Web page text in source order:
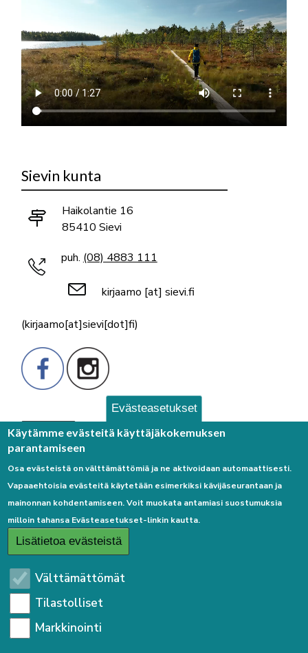
Sievin kunta
Haikolantie 16
85410 Sievi
puh.(08) 4883 111
kirjaamo [at] sievi.fi
(kirjaamo[at]sievi[dot]fi)
Palaute
Linkkejä
Etusivulle
Kirjaudu sisään
Saavutettavuusseloste
Sivukartta
Evästeasetukset
Käytämme evästeitä käyttäjäkokemuksen
parantamiseen
Osa evästeistä on välttämättömiä ja ne aktivoidaan automaattisesti.
Vapaaehtoisia evästeitä käytetään esimerkiksi kävijäseurantaan ja
mainonnan kohdentamiseen. Voit muokata antamiasi suostumuksia
milloin tahansa Evästeasetukset-linkin kautta.
Lisätietoa evästeistä
Välttämättömät
Tilastolliset
Markkinointi